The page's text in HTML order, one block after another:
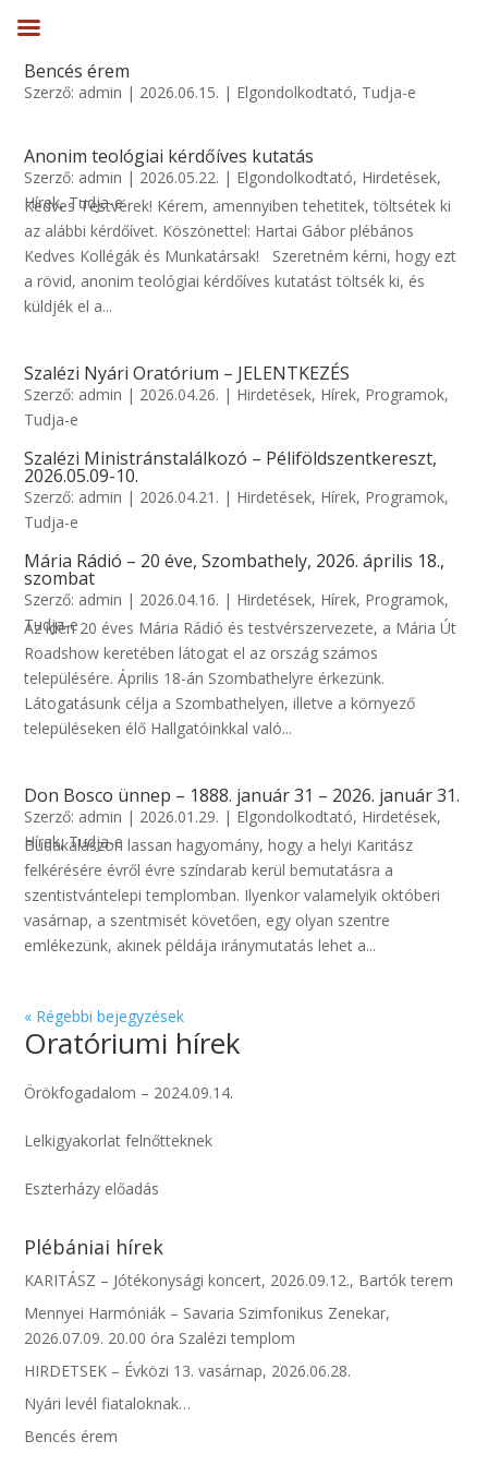
Bencés érem
Szerző: admin | 2026.06.15. | Elgondolkodtató, Tudja-e
Anonim teológiai kérdőíves kutatás
Szerző: admin | 2026.05.22. | Elgondolkodtató, Hirdetések,
Hírek,Tudja-e
Kedves Testvérek! Kérem, amennyiben tehetitek, töltsétek ki
az alábbi kérdőívet. Köszönettel: Hartai Gábor plébános
Kedves Kollégák és Munkatársak! Szeretném kérni, hogy ezt
a rövid, anonim teológiai kérdőíves kutatást töltsék ki, és
küldjék el a...
Szalézi Nyári Oratórium – JELENTKEZÉS
Szerző: admin | 2026.04.26. | Hirdetések, Hírek, Programok,
Tudja-e
Szalézi Ministránstalálkozó – Péliföldszentkereszt,
2026.05.09-10.
Szerző: admin | 2026.04.21. | Hirdetések, Hírek, Programok,
Tudja-e
Mária Rádió – 20 éve, Szombathely, 2026. április 18.,
szombat
Szerző: admin | 2026.04.16. | Hirdetések, Hírek, Programok,
Tudja-e
Az idén 20 éves Mária Rádió és testvérszervezete, a Mária Út
Roadshow keretében látogat el az ország számos
településére. Április 18-án Szombathelyre érkezünk.
Látogatásunk célja a Szombathelyen, illetve a környező
településeken élő Hallgatóinkkal való...
Don Bosco ünnep – 1888. január 31 – 2026. január 31.
Szerző: admin | 2026.01.29. | Elgondolkodtató, Hirdetések,
Hírek,Tudja-e
Budakalászon lassan hagyomány, hogy a helyi Karitász
felkérésére évről évre színdarab kerül bemutatásra a
szentistvántelepi templomban. Ilyenkor valamelyik októberi
vasárnap, a szentmisét követően, egy olyan szentre
emlékezünk, akinek példája iránymutatás lehet a...
« Régebbi bejegyzések
Oratóriumi hírek
Örökfogadalom – 2024.09.14.
Lelkigyakorlat felnőtteknek
Eszterházy előadás
Plébániai hírek
KARITÁSZ – Jótékonysági koncert, 2026.09.12., Bartók terem
Mennyei Harmóniák – Savaria Szimfonikus Zenekar,
2026.07.09. 20.00 óra Szalézi templom
HIRDETSEK – Évközi 13. vasárnap, 2026.06.28.
Nyári levél fiataloknak…
Bencés érem